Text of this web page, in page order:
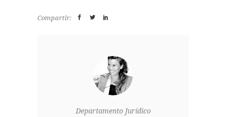
Compartir:
Departamento Jurídico